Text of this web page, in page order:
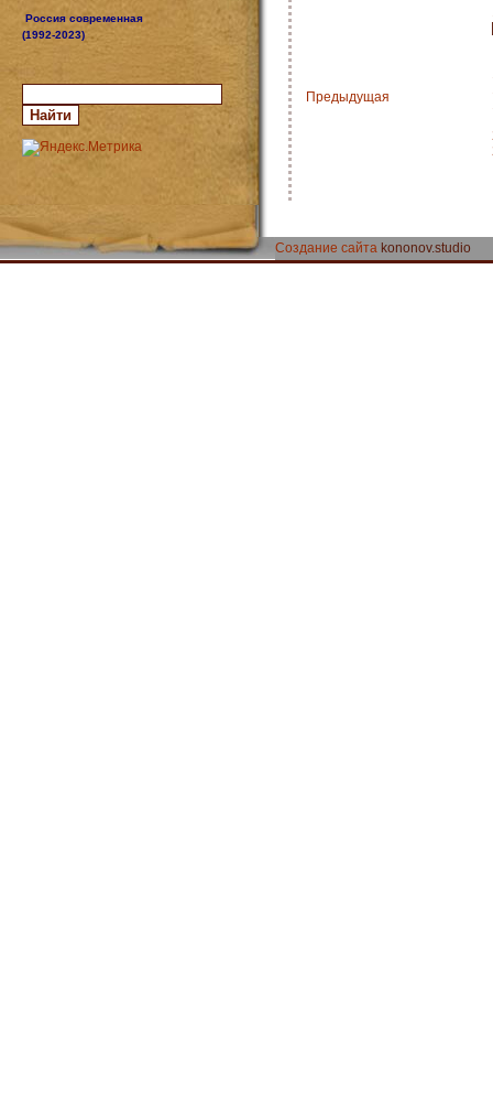
Россия современная
(1992-2023)
Предыдущая
Создание сайта kononov.studio